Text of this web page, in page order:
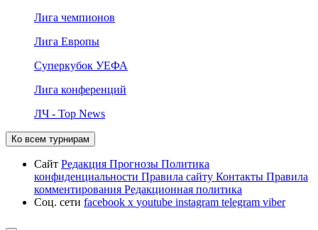
Лига чемпионов
Лига Европы
Суперкубок УЕФА
Лига конференций
ЛЧ - Top News
Ко всем турнирам
Сайт Редакция Прогнозы Политика
конфиденциальности Правила сайту Контакты Правила
комментирования Редакционная политика
Соц. сети facebook x youtube instagram telegram viber